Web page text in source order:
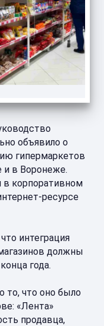
объявило о
гипермаркетов
и в Воронеже.
корпоративном
ресурсе
интеграция
должны
года.
то, что оно было
«Лента»
продавца,